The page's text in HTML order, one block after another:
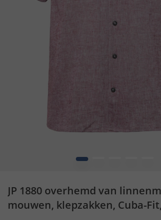
1
JP 1880 overhemd van
mouwen, klepzakken, Cuba-